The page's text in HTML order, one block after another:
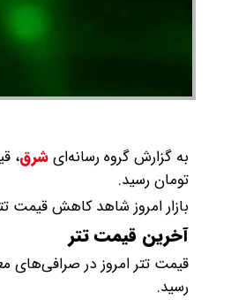
به گزارش گروه رسانه‌ایشرق،
تومان رسید.
بازار امروز شاهد کاهش قیمت
آخرین قیمت تتر
رسید.